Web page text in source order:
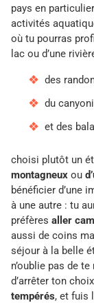
pays en
activités
où tu pourras
lac ou d’une
des
du
et des
choisi plutôt un
montagneux ou
bénéficier d’une
à une autre : tu
préfères aller
aussi de coins
séjour à la belle
n’oublie pas de
d’arrêter ton
tempérés, et fuis